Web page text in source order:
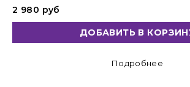
2 980 руб
ДОБАВИТЬ В
Подробнее